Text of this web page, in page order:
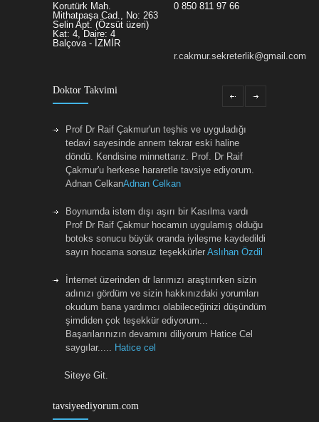
Korutürk Mah.
Mithatpaşa Cad., No: 263
Selin Apt. (Özsüt üzeri)
Kat: 4, Daire: 4
Balçova - İZMİR
0 850 811 97 66
r.cakmur.sekreterlik@gmail.com
Doktor Takvimi
Prof Dr Raif Çakmur'un teşhis ve uyguladığı
tedavi sayesinde annem tekrar eski haline
döndü. Kendisine minnettarız. Prof. Dr Raif
Çakmur'u herkese hararetle tavsiye ediyorum.
Adnan CelkanAdnan Celkan
Boynumda istem dışı aşırı bir Kasılma vardı
Prof Dr Raif Çakmur hocamın uygulamış olduğu
botoks sonucu büyük oranda iyileşme kaydedildi
sayın hocama sonsuz teşekkürler Aslıhan Özdil
İnternet üzerinden dr larımızı araştırırken sizin
adınızı gördüm ve sizin hakkınızdaki yorumları
okudum bana yardımcı olabileceğinizi düşündüm
şimdiden çok teşekkür ediyorum...
Başarılarınızın devamını diliyorum Hatice Cel
saygılar..... Hatice cel
Sayin Raif Hocamiza boynumdaki distoni
etmekteyim.Onceden rahatsizligim icin bircok
doktor ve tedavi denemistim.Raif Hocamizin bu
Siteye Git.
tavsiyeediyorum.com